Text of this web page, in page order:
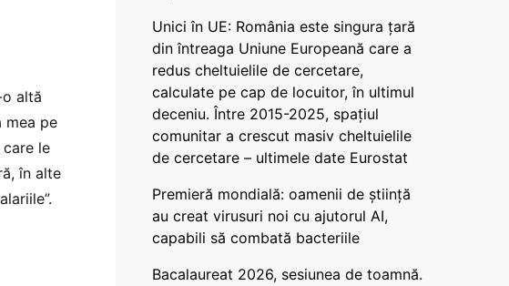
altă
mea pe
le
în alte
Unici în UE: România este singura țară
din întreaga Uniune Europeană care a
redus cheltuielile de cercetare,
calculate pe cap de locuitor, în ultimul
deceniu. Între 2015-2025, spațiul
comunitar a crescut masiv cheltuielile
de cercetare – ultimele date Eurostat
Premieră mondială: oamenii de știință
au creat virusuri noi cu ajutorul AI,
capabili să combată bacteriile
Bacalaureat 2026, sesiunea de toamnă.